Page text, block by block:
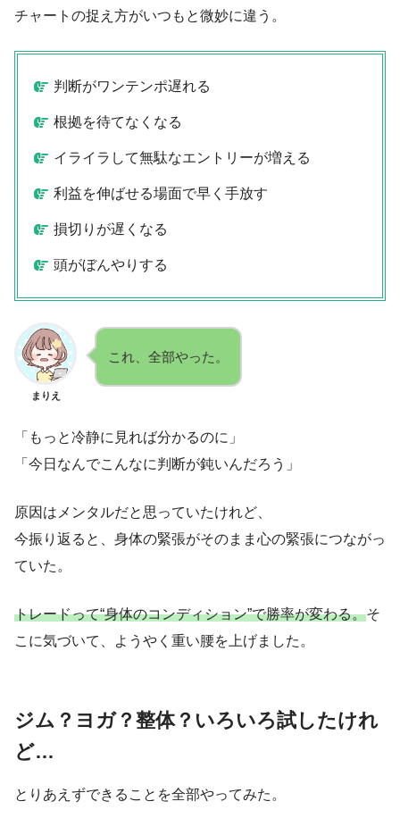
チャートの捉え方がいつもと微妙に違う。
判断がワンテンポ遅れる
根拠を待てなくなる
イライラして無駄なエントリーが増える
利益を伸ばせる場面で早く手放す
損切りが遅くなる
頭がぼんやりする
まりえ
これ、全部やった。
「もっと冷静に見れば分かるのに」
「今日なんでこんなに判断が鈍いんだろう」
原因はメンタルだと思っていたけれど、
今振り返ると、身体の緊張がそのまま心の緊張につながっ
ていた。
トレードって“身体のコンディション”で勝率が変わる。そ
こに気づいて、ようやく重い腰を上げました。
ジム？ヨガ？整体？いろいろ試したけれ
ど…
とりあえずできることを全部やってみた。